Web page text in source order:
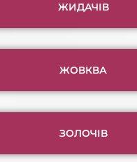
ЖИДАЧІВ
ЖОВКВА
ЗОЛОЧІВ